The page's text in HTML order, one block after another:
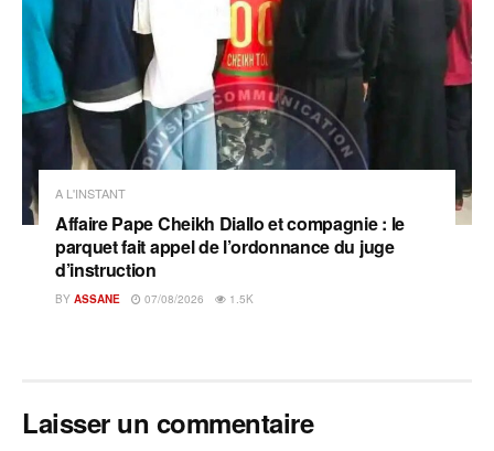
A L'INSTANT
Affaire Pape Cheikh Diallo et compagnie : le
parquet fait appel de l’ordonnance du juge
d’instruction
BY ASSANE 07/08/2026 1.5K
Laisser un commentaire